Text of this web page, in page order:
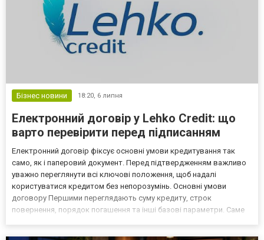
Бізнес новини 18:20, 6 липня
Електронний договір у Lehko Credit: що
варто перевірити перед підписанням
Електронний договір фіксує основні умови кредитування так
само, як і паперовий документ. Перед підтвердженням важливо
уважно переглянути всі ключові положення, щоб надалі
користуватися кредитом без непорозумінь. Основні умови
договору Першими переглядають суму кредиту, строк
повернення, порядок погашення та інші базові параметри. Саме